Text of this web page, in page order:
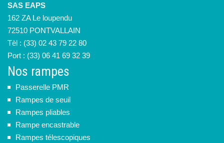
SAS EAPS
162 ZA Le loupendu
72510 PONTVALLAIN
Tèl : (33) 02 43 79 22 80
Port : (33) 06 41 69 32 39
Nos rampes
Passerelle PMR
Rampes de seuil
Rampes pliables
Rampe encastrable
Rampes télescopiques